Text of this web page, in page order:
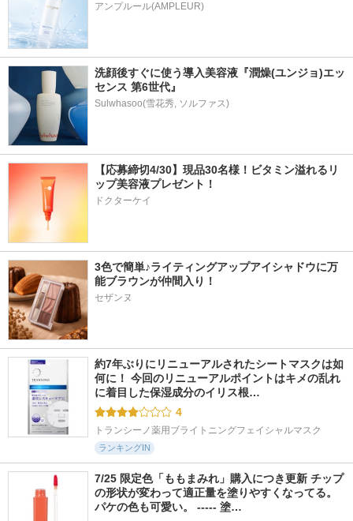
アンプルール(AMPLEUR)
洗顔後すぐに使う導入美容液『潤燥(ユンジョ)エッ
センス 第6世代』
【応募締切4/30】現品30名様！ビタミン溢れるリ
ップ美容液プレゼント！
ドクターケイ
3色で簡単♪ライティングアップアイシャドウに万
能ブラウンが仲間入り！
セザンヌ
約7年ぶりにリニューアルされたシートマスクは如
何に！ 今回のリニューアルポイントはキメの乱れ
に着目した保湿成分のイリス根…
4
トランシーノ薬用ブライトニングフェイシャルマスク
ランキングIN
7/25 限定色「ももまみれ」購入につき更新 チップ
の形状が変わって適正量を塗りやすくなってる。
パケの色も可愛い。 ----- 塗…